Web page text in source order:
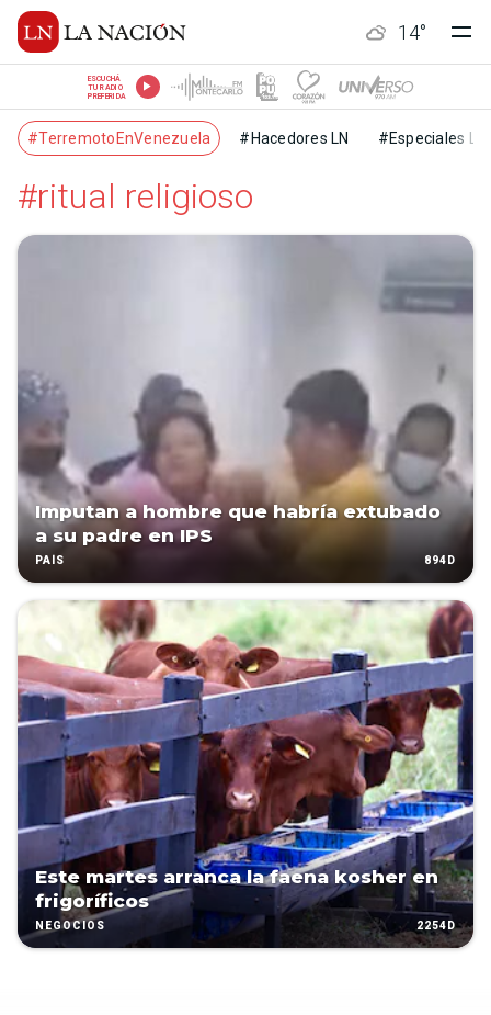
14°
ESCUCHÁ
TU RADIO
PREFERIDA
#TerremotoEnVenezuela #Hacedores LN #Especiales LN
#ritual religioso
Imputan a hombre que habría extubado
a su padre en IPS
PAÍS 894D
Este martes arranca la faena kosher en
frigoríficos
NEGOCIOS 2254D